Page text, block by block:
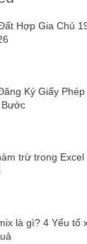
Hợp Gia Chủ
Ký Giấy Phép
Bước
trừ trong Excel
là gì? 4 Yếu tố